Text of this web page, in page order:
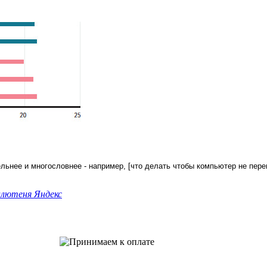
и многословнее - например, [что делать чтобы компьютер не
Яндекс